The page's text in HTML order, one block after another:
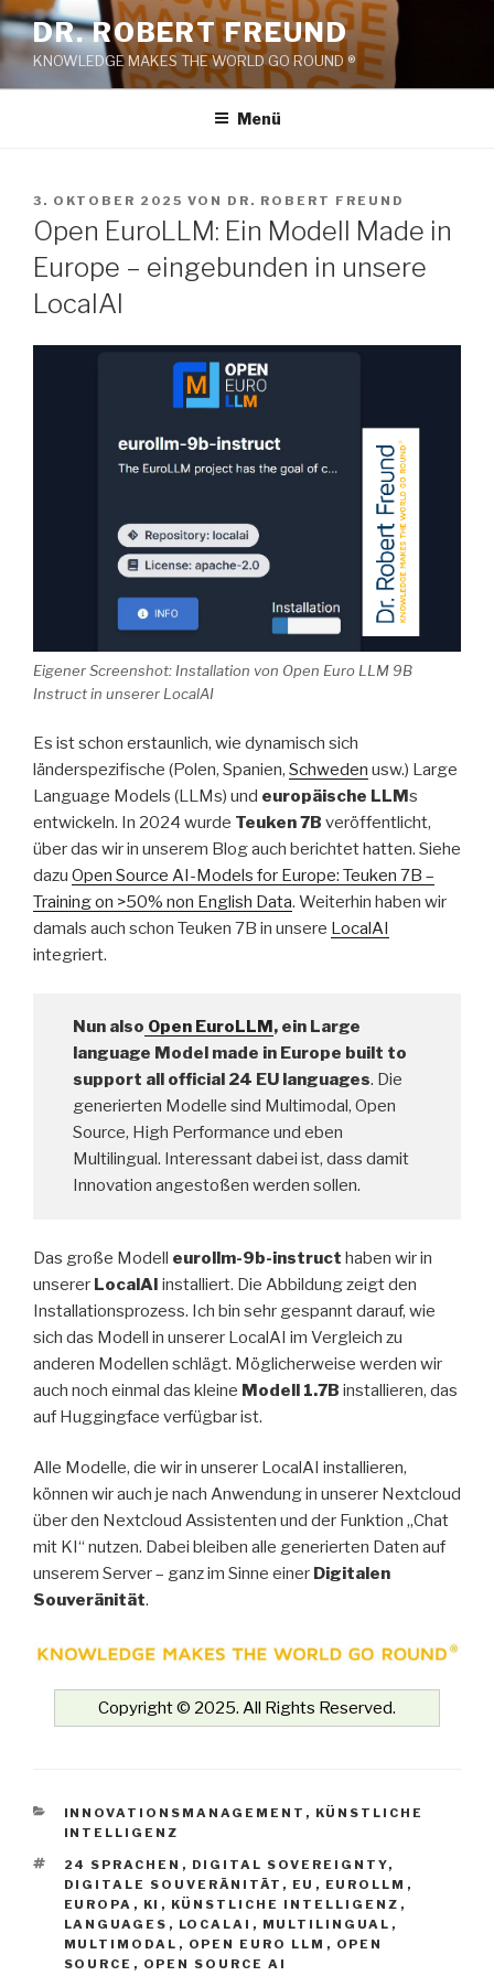
Zum
Inhalt
springen
DR. ROBERT FREUND
KNOWLEDGE MAKES THE WORLD GO ROUND ®
Menü
VERÖFFENTLICHT
AM
3. OKTOBER 2025 VON DR. ROBERT FREUND
Open EuroLLM: Ein Modell Made in
Europe – eingebunden in unsere
LocalAI
Eigener Screenshot: Installation von Open Euro LLM 9B
Instruct in unserer LocalAI
Es ist schon erstaunlich, wie dynamisch sich
länderspezifische (Polen, Spanien, Schweden usw.) Large
Language Models (LLMs) und europäische LLMs
entwickeln. In 2024 wurde Teuken 7B veröffentlicht,
über das wir in unserem Blog auch berichtet hatten. Siehe
dazu Open Source AI-Models for Europe: Teuken 7B –
Training on >50% non English Data. Weiterhin haben wir
damals auch schon Teuken 7B in unsere LocalAI
integriert.
Nun also Open EuroLLM , ein Large
language Model made in Europe built to
support all
official 24 EU languages. Die
generierten Modelle sind Multimodal, Open
Source, High Performance und eben
Multilingual. Interessant dabei ist, dass damit
Innovation angestoßen werden sollen.
Das große Modell eurollm-9b-instruct haben wir in
unserer LocalAI installiert. Die Abbildung zeigt den
Installationsprozess. Ich bin sehr gespannt darauf, wie
sich das Modell in unserer LocalAI im Vergleich zu
anderen Modellen schlägt. Möglicherweise werden wir
auch noch einmal das kleine Modell 1.7B installieren, das
auf Huggingface verfügbar ist.
Alle Modelle, die wir in unserer LocalAI installieren,
können wir auch je nach Anwendung in unserer Nextcloud
über den Nextcloud Assistenten und der Funktion „Chat
mit KI“ nutzen. Dabei bleiben alle generierten Daten auf
unserem Server – ganz im Sinne einer Digitalen
Souveränität.
Copyright © 2025. All Rights Reserved.
KATEGORIEN
INNOVATIONSMANAGEMENT , KÜNSTLICHE
INTELLIGENZ
SCHLAGWÖRTER
24 SPRACHEN , DIGITAL SOVEREIGNTY,
DIGITALE SOUVERÄNITÄT , EU , EUROLLM ,
EUROPA , KI , KÜNSTLICHE INTELLIGENZ ,
LANGUAGES , LOCALAI , MULTILINGUAL ,
MULTIMODAL , OPEN EURO LLM , OPEN
SOURCE , OPEN SOURCE AI